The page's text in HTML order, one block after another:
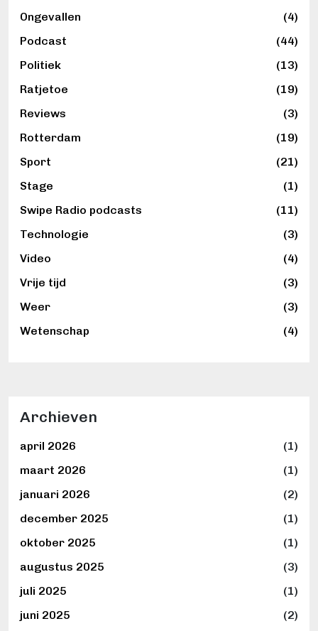
Ongevallen
(4)
Podcast
(44)
Politiek
(13)
Ratjetoe
(19)
Reviews
(3)
Rotterdam
(19)
Sport
(21)
Stage
(1)
Swipe Radio podcasts
(11)
Technologie
(3)
Video
(4)
Vrije tijd
(3)
Weer
(3)
Wetenschap
(4)
Archieven
april 2026
(1)
maart 2026
(1)
januari 2026
(2)
december 2025
(1)
oktober 2025
(1)
augustus 2025
(3)
juli 2025
(1)
juni 2025
(2)